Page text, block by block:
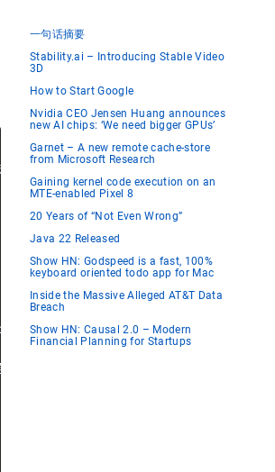
一句话摘要
Stability.ai – Introducing Stable Video
3D
How to Start Google
Nvidia CEO Jensen Huang announces
new AI chips: ‘We need bigger GPUs’
Garnet – A new remote cache-store
from Microsoft Research
Gaining kernel code execution on an
MTE-enabled Pixel 8
20 Years of “Not Even Wrong”
Java 22 Released
Show HN: Godspeed is a fast, 100%
keyboard oriented todo app for Mac
Inside the Massive Alleged AT&T Data
Breach
Show HN: Causal 2.0 – Modern
Financial Planning for Startups